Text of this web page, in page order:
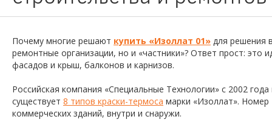
Почему многие решают купить «Изоллат 01» для решения
ремонтные организации, но и «частники»? Ответ прост: это
фасадов и крыш, балконов и карнизов.
Российская компания «Специальные Технологии» с 2002
существует 8 типов краски-термоса марки «Изоллат». Номер
коммерческих зданий, внутри и снаружи.